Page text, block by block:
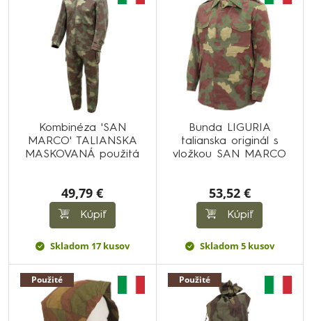
Kombinéza 'SAN
MARCO' TALIANSKA
MASKOVANÁ použitá
49,79 €
Kúpiť
Skladom 17 kusov
Bunda LIGURIA
talianska originál s
vložkou SAN MARCO
53,52 €
Kúpiť
Skladom 5 kusov
Použité Použité